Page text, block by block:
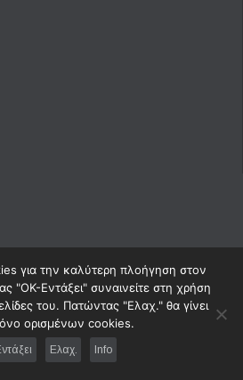
Digisol Ltd.|Χρήση Cookies
↑
us:  
για την καλύτερη πλοήγηση στον
"ΟΚ-Εντάξει" συναινείτε στη χρήση
του. Πατώντας "Ελαχ." θα γίνει
ορισμένων cookies.
Ελαχ. Info